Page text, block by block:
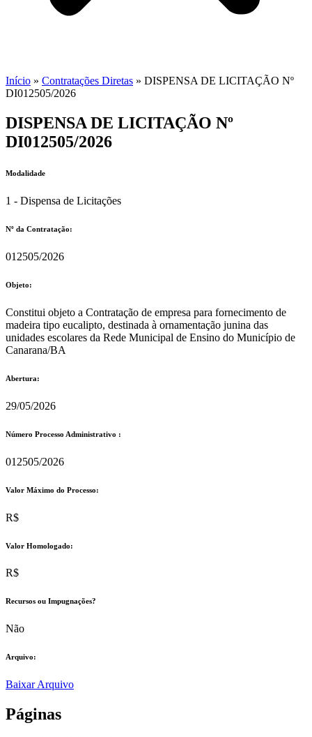
Início » Contratações Diretas » DISPENSA DE LICITAÇÃO Nº
DI012505/2026
DISPENSA DE LICITAÇÃO Nº
DI012505/2026
Modalidade
1 - Dispensa de Licitações
Nº da Contratação:
012505/2026
Objeto:
Constitui objeto a Contratação de empresa para fornecimento de
madeira tipo eucalipto, destinada à ornamentação junina das
unidades escolares da Rede Municipal de Ensino do Município de
Canarana/BA
Abertura:
29/05/2026
Número Processo Administrativo :
012505/2026
Valor Máximo do Processo: ​
R$
Valor Homologado: ​
R$
Recursos ou Impugnações? ​
Não
Arquivo:
Baixar Arquivo
Páginas